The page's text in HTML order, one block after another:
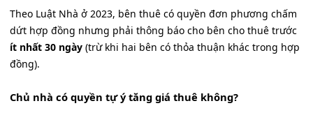
Theo Luật Nhà ở 2023, bên thuê có quyền đơn phương chấm
dứt hợp đồng nhưng phải thông báo cho bên cho thuê trước
ít nhất 30 ngày (trừ khi hai bên có thỏa thuận khác trong hợp
đồng).
Chủ nhà có quyền tự ý tăng giá thuê không?